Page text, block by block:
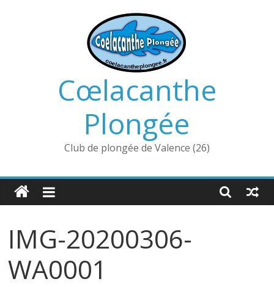
Cœlacanthe
Plongée
Club de plongée de Valence (26)
IMG-20200306-
WA0001